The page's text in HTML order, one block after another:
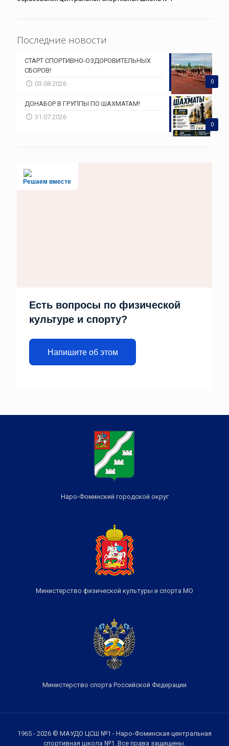
Последние новости
0
СТАРТ СПОРТИВНО-ОЗДОРОВИТЕЛЬНЫХ
СБОРОВ!
03.08.2026
0
ДОНАБОР В ГРУППЫ ПО ШАХМАТАМ!
31.07.2026
Решаем вместе
Есть вопросы по физической
культуре и спорту?
Напишите об этом
Наро-Фоминский городской округ
Министерство физической культуры и спорта МО
Министерство спорта Российской Федерации
1965 - 2026 © МАУДО ЦСШ №1 - Наро-Фоминская центральная
спортивная школа №1. Все права защищены.